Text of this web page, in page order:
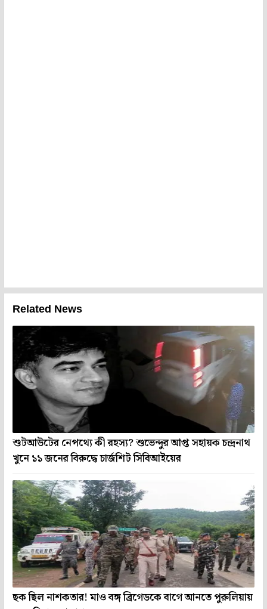
Related News
শুটআউটের নেপথ্যে কী রহস্য? শুভেন্দুর আপ্ত সহায়ক চন্দ্রনাথ
খুনে ১১ জনের বিরুদ্ধে চার্জশিট সিবিআইয়ের
ছক ছিল নাশকতার! মাও বঙ্গ ব্রিগেডকে বাগে আনতে পুরুলিয়ায়